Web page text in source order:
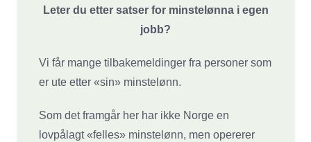
Leter du etter satser for minstelønna i egen
jobb?
Vi får mange tilbakemeldinger fra personer som
er ute etter «sin» minstelønn.
Som det framgår her har ikke Norge en
lovpålagt «felles» minstelønn, men opererer